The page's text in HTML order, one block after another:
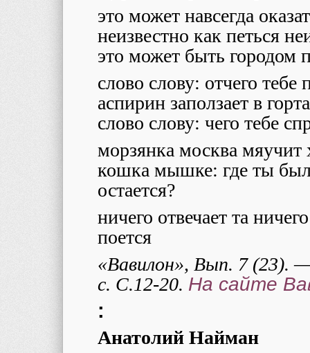
это может навсегда
неизвестно как петься
это может быть городом
слово слову: отчего тебе
аспирин заползает в
слово слову: чего тебе
морзянка москва мяучит
кошка мышке: где ты
остается?
ничего отвечает та
поется
«Вавилон», Вып. 7
c. С.12-20. На сайте
:
Анатолий Найман